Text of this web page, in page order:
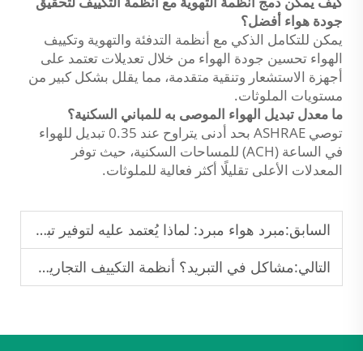
جودة هواء أفضل؟
يمكن للتكامل الذكي مع أنظمة التدفئة والتهوية وتكييف
الهواء تحسين جودة الهواء من خلال تعديلات تعتمد على
أجهزة الاستشعار وتنقية متقدمة، مما يقلل بشكل كبير من
مستويات الملوثات.
ما معدل تبديل الهواء الموصى به للمباني السكنية؟
توصي ASHRAE بحد أدنى يتراوح عند 0.35 تبديل للهواء
في الساعة (ACH) للمساحات السكنية، حيث توفر
المعدلات الأعلى تقليلًا أكثر فعالية للملوثات.
السابق:مبرد هواء مبرد: لماذا يُعتمد عليه لتوفير تبريد مستقر
التالي:مشاكل في التبريد؟ أنظمة التكييف التجارية تلبي احتياجات متنوعة